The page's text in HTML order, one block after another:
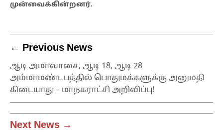
முன்வைக்கின்றனர்.
← Previous News
ஆடி அமாவாசை, ஆடி 18, ஆடி 28
அம்மாமண்டபத்தில் பொதுமக்களுக்கு அனுமதி
கிடையாது – மாநகராட்சி அறிவிப்பு!
Next News →